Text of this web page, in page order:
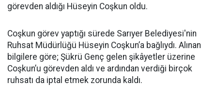
görevden aldığı Hüseyin Coşkun oldu.
Coşkun görev yaptığı sürede Sarıyer Belediyesi'nin
Ruhsat Müdürlüğü Hüseyin Coşkun’a bağlıydı. Alınan
bilgilere göre; Şükrü Genç gelen şikâyetler üzerine
Coşkun’u görevden aldı ve ardından verdiği birçok
ruhsatı da iptal etmek zorunda kaldı.